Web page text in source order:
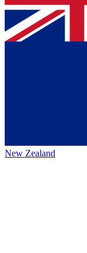
New Zealand